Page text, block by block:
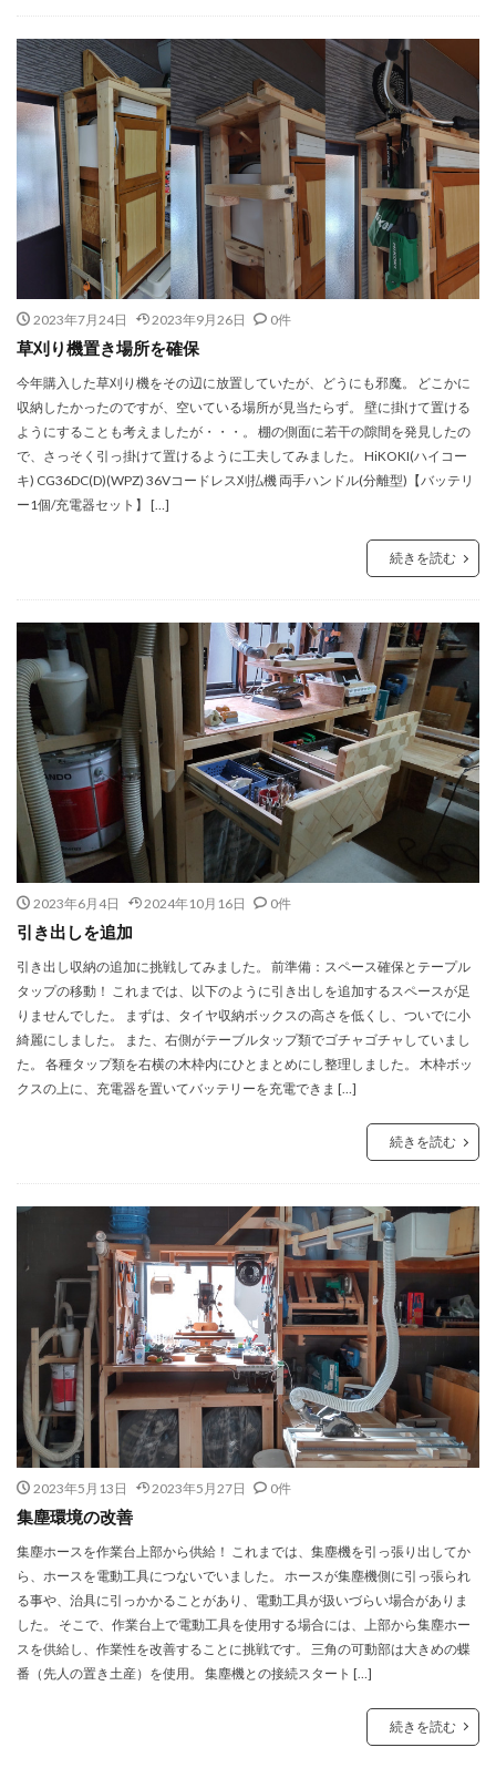
2023年7月24日 2023年9月26日 0件
草刈り機置き場所を確保
今年購入した草刈り機をその辺に放置していたが、どうにも邪魔。 どこかに
収納したかったのですが、空いている場所が見当たらず。 壁に掛けて置ける
ようにすることも考えましたが・・・。 棚の側面に若干の隙間を発見したの
で、さっそく引っ掛けて置けるように工夫してみました。 HiKOKI(ハイコー
キ) CG36DC(D)(WPZ) 36Vコードレス刈払機 両手ハンドル(分離型)【バッテリ
ー1個/充電器セット】 […]
続きを読む
2023年6月4日 2024年10月16日 0件
引き出しを追加
引き出し収納の追加に挑戦してみました。 前準備：スペース確保とテープル
タップの移動！ これまでは、以下のように引き出しを追加するスペースが足
りませんでした。 まずは、タイヤ収納ボックスの高さを低くし、ついでに小
綺麗にしました。 また、右側がテーブルタップ類でゴチャゴチャしていまし
た。 各種タップ類を右横の木枠内にひとまとめにし整理しました。 木枠ボッ
クスの上に、充電器を置いてバッテリーを充電できま […]
続きを読む
2023年5月13日 2023年5月27日 0件
集塵環境の改善
集塵ホースを作業台上部から供給！ これまでは、集塵機を引っ張り出してか
ら、ホースを電動工具につないでいました。 ホースが集塵機側に引っ張られ
る事や、治具に引っかかることがあり、電動工具が扱いづらい場合がありま
した。 そこで、作業台上で電動工具を使用する場合には、上部から集塵ホー
スを供給し、作業性を改善することに挑戦です。 三角の可動部は大きめの蝶
番（先人の置き土産）を使用。 集塵機との接続スタート […]
続きを読む